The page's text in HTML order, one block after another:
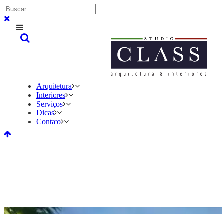
Arquitetura
Interiores
Serviços
Dicas
Contato